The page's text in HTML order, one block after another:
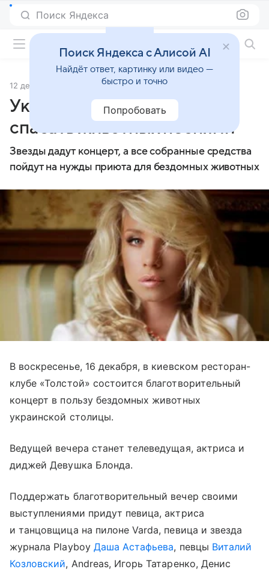
Поиск Яндекса
12 декабря 2012 Источник:Кино Mail
Украинские звезды будут
спасать животных песнями
Звезды дадут концерт, а все собранные средства
пойдут на нужды приюта для бездомных животных
В воскресенье, 16 декабря, в киевском ресторан-
клубе «Толстой» состоится благотворительный
концерт в пользу бездомных животных
украинской столицы.
Ведущей вечера станет телеведущая, актриса и
диджей Девушка Блонда.
Поддержать благотворительный вечер своими
выступлениями придут певица, актриса
и танцовщица на пилоне Varda, певица и звезда
журнала Playboy Даша Астафьева, певцы Виталий
Козловский, Andreas, Игорь Татаренко, Денис
Поиск Яндекса с Алисой AI
Найдёт ответ, картинку или видео —
быстро и точно
Попробовать